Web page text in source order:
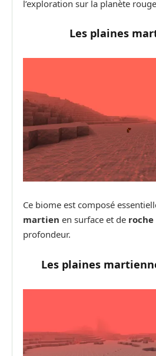
l’exploration sur la planète
Les plaines
Ce biome est composé
martien en surface et de
profondeur.
Les plaines